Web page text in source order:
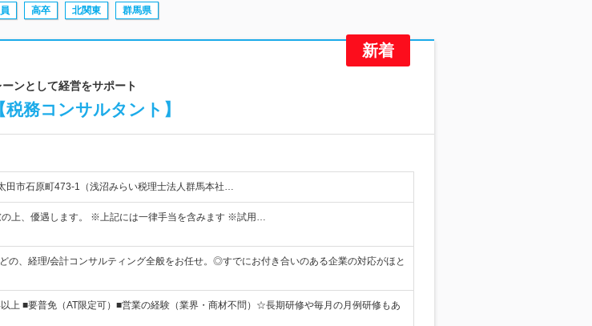
高卒 北関東 群馬県
ンとして経営をサポート
務コンサルタント】
田市石原町473-1（浅沼みらい税理士法人群馬本社…
上、優遇します。 ※上記には一律手当を含みます ※試用…
の、経理/会計コンサルティング全般をお任せ。◎すでにお付き合いのある企業の対応がほと
上 ■要普免（AT限定可）■営業の経験（業界・商材不問）☆長期研修や毎月の月例研修もあ